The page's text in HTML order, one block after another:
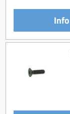
Info